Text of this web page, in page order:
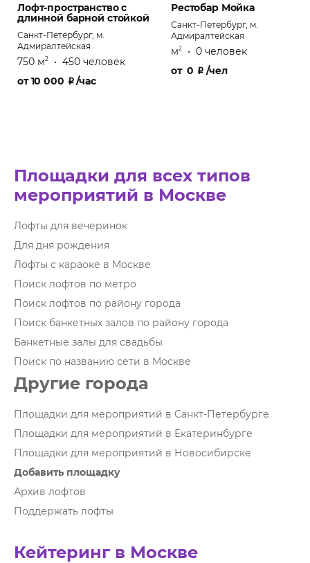
Лофт-пространство с
длинной барной стойкой
Санкт-Петербург, м.
Адмиралтейская
750 м2 • 450 человек
от10 000 ₽ /час
Рестобар Мойка
Санкт-Петербург, м.
Адмиралтейская
м2 • 0 человек
от0 ₽ /чел
Площадки для всех типов
мероприятий в Москве
Лофты для вечеринок
Для дня рождения
Лофты с караоке в Москве
Поиск лофтов по метро
Поиск лофтов по району города
Поиск банкетных залов по району города
Банкетные залы для свадьбы
Поиск по названию сети в Москве
Другие города
Площадки для мероприятий в Санкт-Петербурге
Площадки для мероприятий в Екатеринбурге
Площадки для мероприятий в Новосибирске
Добавить площадку
Архив лофтов
Поддержать лофты
Кейтеринг в Москве